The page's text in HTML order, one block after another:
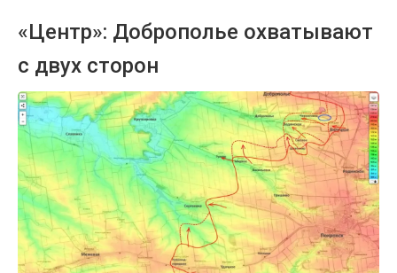
«Центр»: Доброполье охватывают
с двух сторон